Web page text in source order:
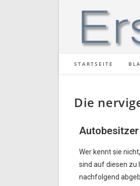
STARTSEITE
Die
Wer kennt sie
sind auf diesen zu
nachfolgend